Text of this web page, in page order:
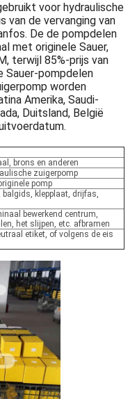
voor hydraulische
van de vervanging van
De de pompdelen
met originele Sauer,
terwijl 85%-prijs van
Sauer-pompdelen
worden
Amerika, Saudi-
Duitsland, België
brons en anderen
zuigerpomp
pomp
balgids, klepplaat, drijfas,
bewerkend centrum,
het slijpen, etc. afbramen
etiket, of volgens de eis